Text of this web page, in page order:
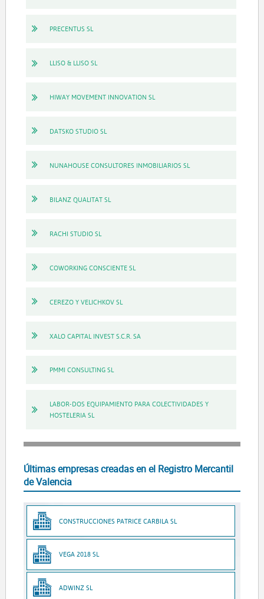
PRECENTUS SL
LLISO & LLISO SL
HIWAY MOVEMENT INNOVATION SL
DATSKO STUDIO SL
NUNAHOUSE CONSULTORES INMOBILIARIOS SL
BILANZ QUALITAT SL
RACHI STUDIO SL
COWORKING CONSCIENTE SL
CEREZO Y VELICHKOV SL
XALO CAPITAL INVEST S.C.R. SA
PMMI CONSULTING SL
LABOR-DOS EQUIPAMIENTO PARA COLECTIVIDADES Y
HOSTELERIA SL
Últimas empresas creadas en el Registro Mercantil
de Valencia
CONSTRUCCIONES PATRICE CARBILA SL
VEGA 2018 SL
ADWINZ SL